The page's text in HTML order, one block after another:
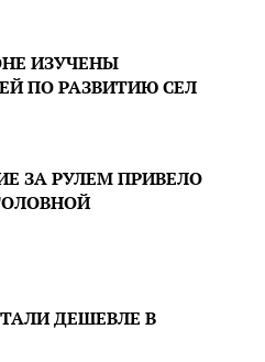
ИЗУЧЕНЫ
ПО РАЗВИТИЮ СЕЛ
ЗА РУЛЕМ ПРИВЕЛО
ДЕШЕВЛЕ В